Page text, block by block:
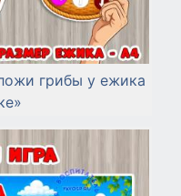
грибы у ежика